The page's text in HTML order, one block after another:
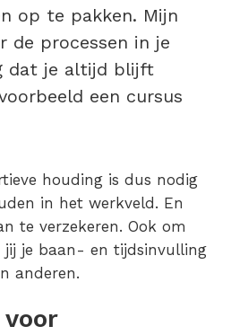
op te pakken. Mijn
de processen in je
dat je altijd blijft
een cursus
houding is dus nodig
in het werkveld. En
te verzekeren. Ook om
jij je baan- en tijdsinvulling
anderen.